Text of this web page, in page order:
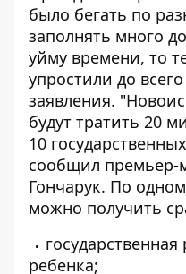
было бегать по
заполнять много
уйму времени, то
упростили до
заявления.
будут тратить 20
10
сообщил премьер-
Гончарук. По
можно получить
ребенка;